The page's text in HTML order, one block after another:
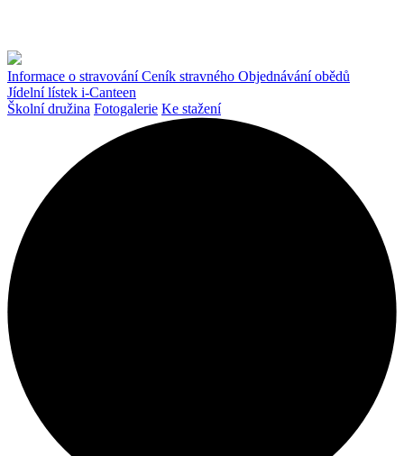
Informace o stravováníCeník stravného Objednávání obědů
Jídelní lístek i-Canteen
Školní družina Fotogalerie Ke stažení